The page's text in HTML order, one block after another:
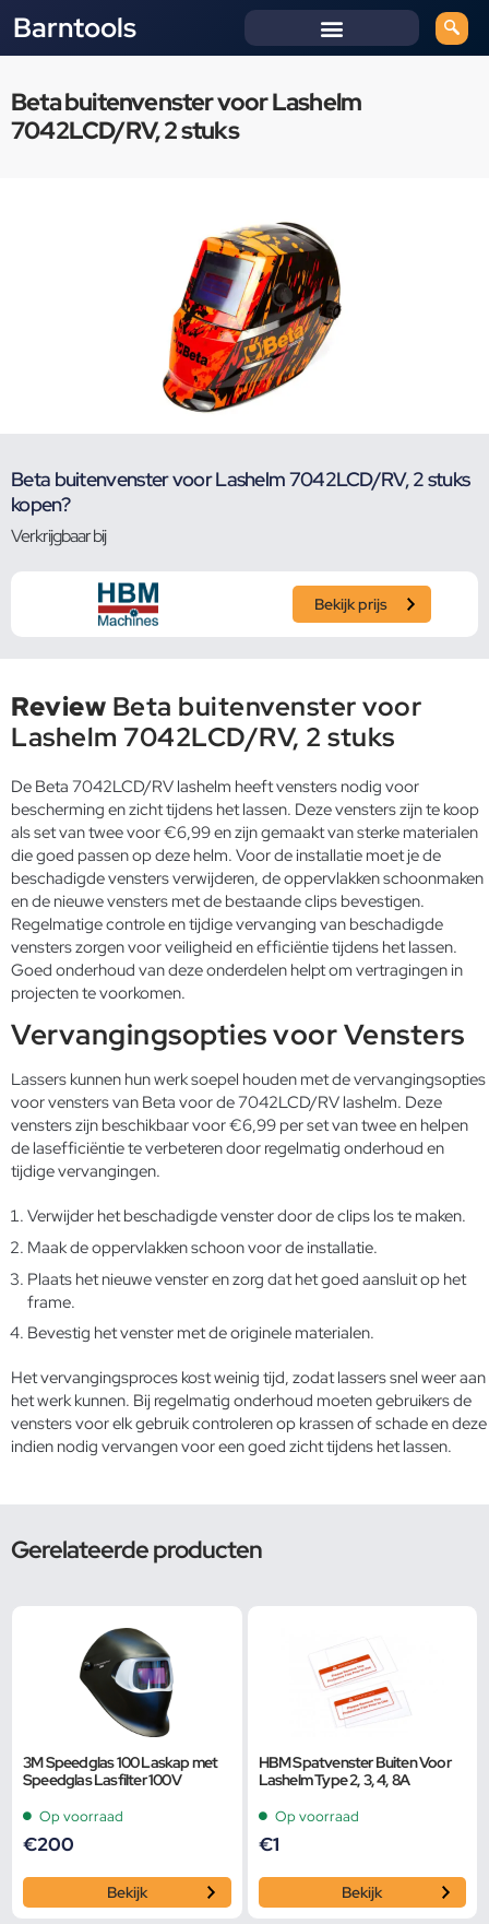
Barntools
Beta buitenvenster voor Lashelm
7042LCD/RV, 2 stuks
Beta buitenvenster voor Lashelm 7042LCD/RV, 2 stuks
kopen?
Verkrijgbaar bij
Bekijk prijs
Review Beta buitenvenster voor
Lashelm 7042LCD/RV, 2 stuks
De Beta 7042LCD/RV lashelm heeft vensters nodig voor
bescherming en zicht tijdens het lassen. Deze vensters zijn te koop
als set van twee voor €6,99 en zijn gemaakt van sterke materialen
die goed passen op deze helm. Voor de installatie moet je de
beschadigde vensters verwijderen, de oppervlakken schoonmaken
en de nieuwe vensters met de bestaande clips bevestigen.
Regelmatige controle en tijdige vervanging van beschadigde
vensters zorgen voor veiligheid en efficiëntie tijdens het lassen.
Goed onderhoud van deze onderdelen helpt om vertragingen in
projecten te voorkomen.
Vervangingsopties voor Vensters
Lassers kunnen hun werk soepel houden met de vervangingsopties
voor vensters van Beta voor de 7042LCD/RV lashelm. Deze
vensters zijn beschikbaar voor €6,99 per set van twee en helpen
de lasefficiëntie te verbeteren door regelmatig onderhoud en
tijdige vervangingen.
Verwijder het beschadigde venster door de clips los te maken.
Maak de oppervlakken schoon voor de installatie.
Plaats het nieuwe venster en zorg dat het goed aansluit op het
frame.
Bevestig het venster met de originele materialen.
Het vervangingsproces kost weinig tijd, zodat lassers snel weer aan
het werk kunnen. Bij regelmatig onderhoud moeten gebruikers de
vensters voor elk gebruik controleren op krassen of schade en deze
indien nodig vervangen voor een goed zicht tijdens het lassen.
Gerelateerde producten
3M Speedglas 100 Laskap met
Speedglas Lasfilter 100V
Op voorraad
€200
Bekijk
HBM Spatvenster Buiten Voor
Lashelm Type 2, 3, 4, 8A
Op voorraad
€1
Bekijk